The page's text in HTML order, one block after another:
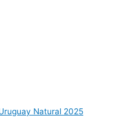
Natural 2025